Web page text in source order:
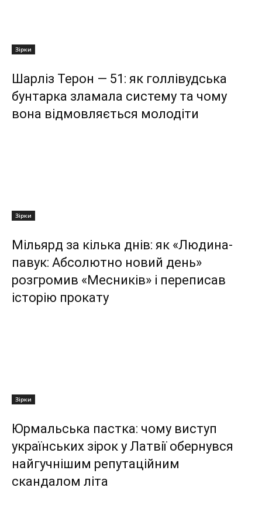
Зірки
Шарліз Терон — 51: як голлівудська
бунтарка зламала систему та чому
вона відмовляється молодіти
Зірки
Мільярд за кілька днів: як «Людина-
павук: Абсолютно новий день»
розгромив «Месників» і переписав
історію прокату
Зірки
Юрмальська пастка: чому виступ
українських зірок у Латвії обернувся
найгучнішим репутаційним
скандалом літа